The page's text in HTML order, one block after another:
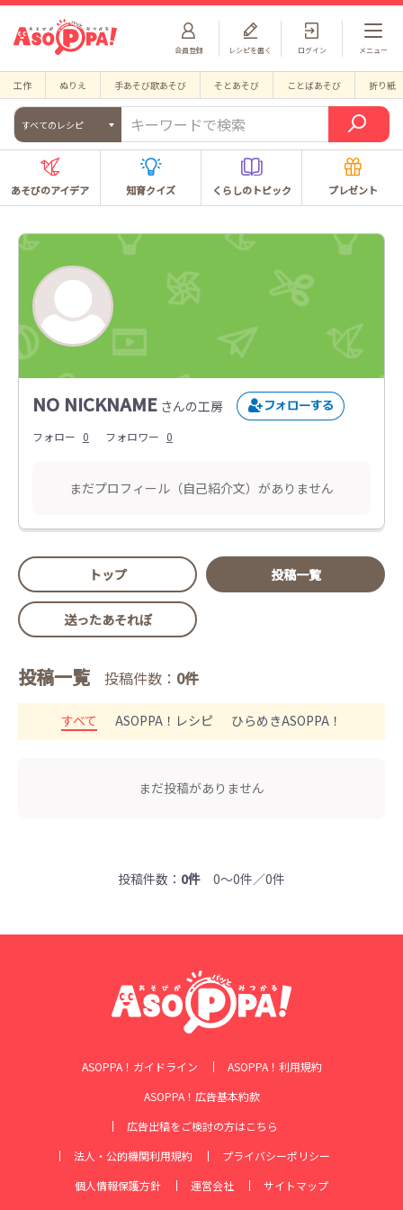
会員登録 ログイン
レシピを書く メニュー
工作 ぬりえ 手あそび歌あそび そとあそび ことばあそび 折り紙
すべてのレシピ
あそびのアイデア 知育クイズ くらしのトピック プレゼント
NO NICKNAME さんの工房
フォロー 0 フォロワー 0
まだプロフィール（自己紹介文）がありません
トップ 投稿一覧
送ったあそれぽ
投稿一覧 投稿件数： 0件
すべて ASOPPA！レシピ ひらめきASOPPA！
まだ投稿がありません
投稿件数： 0件 0～0件／0件
ASOPPA！ガイドライン
ASOPPA！利用規約
ASOPPA！広告基本約款
広告出稿をご検討の方はこちら
法人・公的機関利用規約
プライバシーポリシー
個人情報保護方針
運営会社 サイトマップ